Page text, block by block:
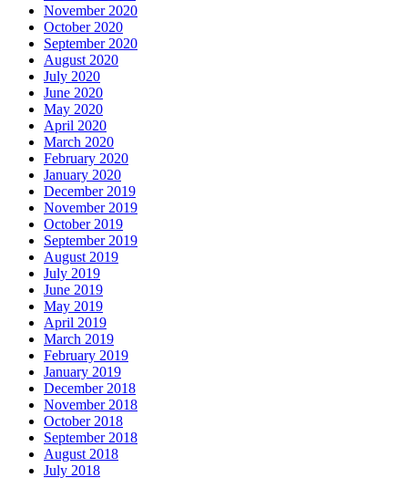
November 2020
October 2020
September 2020
August 2020
July 2020
June 2020
May 2020
April 2020
March 2020
February 2020
January 2020
December 2019
November 2019
October 2019
September 2019
August 2019
July 2019
June 2019
May 2019
April 2019
March 2019
February 2019
January 2019
December 2018
November 2018
October 2018
September 2018
August 2018
July 2018